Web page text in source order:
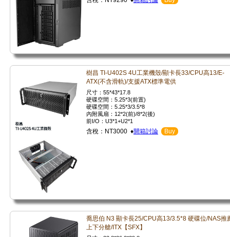
樹昌 TI-U402S 4U工業機殼/顯卡長33/CPU高13/E-
ATX(不含滑軌)/支援ATX標準電供
尺寸：55*43*17.8
硬碟空間：5.25*3(前置)
硬碟空間：5.25*3/3.5*8
內附風扇：12*2(前)/8*2(後)
前I/O：U3*1+U2*1
含稅：NT3000 ♦開箱討論 Buy
喬思伯 N3 顯卡長25/CPU高13/3.5*8 硬碟位/NAS推
上下分艙/ITX【SFX】